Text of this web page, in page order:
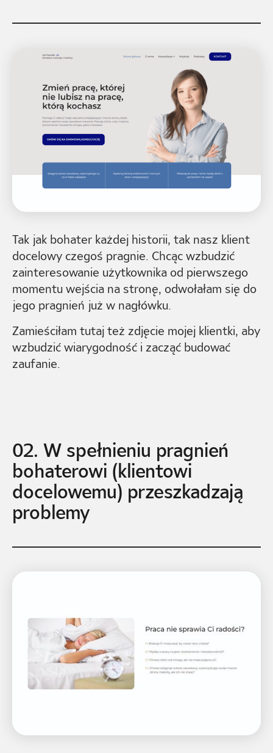
Tak jak bohater każdej historii, tak nasz klient
docelowy czegoś pragnie. Chcąc wzbudzić
zainteresowanie użytkownika od pierwszego
momentu wejścia na stronę, odwołałam się do
jego pragnień już w nagłówku.
Zamieściłam tutaj też zdjęcie mojej klientki, aby
wzbudzić wiarygodność i zacząć budować
zaufanie.
02. W spełnieniu pragnień
bohaterowi (klientowi
docelowemu) przeszkadzają
problemy